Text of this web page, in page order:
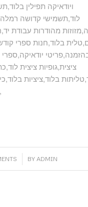
ויודאיקה תפילין
לוד,תשמישי קדושה
מהודרות עבודת
בלוד,חנות ספרי
ציצית,גופיות ציצית
בלוד,ציציות
לתפילין בלוד,ערכה תפילין לבר מצווה בלוד,רצועות שחורות לתפילין בלוד,
BY ADMIN